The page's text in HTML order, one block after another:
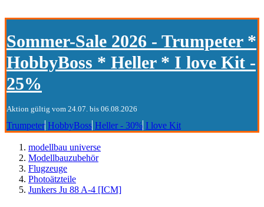
Sommer-Sale 2026 - Trumpeter *
HobbyBoss * Heller * I love Kit -
25%
Aktion gültig vom 24.07. bis 06.08.2026
Trumpeter HobbyBoss Heller - 30% I love Kit
modellbau universe
Modellbauzubehör
Flugzeuge
Photoätzteile
Junkers Ju 88 A-4 [ICM]